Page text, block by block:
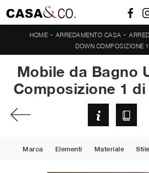
HOME - ARREDAMENTO CASA -
DOWN COMPOSIZIONE 1
Mobile da Bagno
Composizione 1
Marca Elementi Materiale Stile